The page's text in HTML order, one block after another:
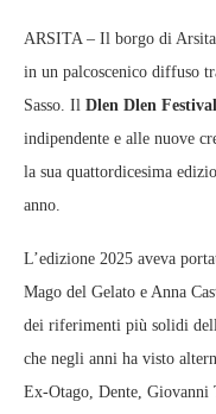
ARSITA – Il borgo di
in un palcoscenico diffuso
Sasso. Il Dlen Dlen Festival
indipendente e alle nuove
la sua quattordicesima
anno.
L’edizione 2025 aveva
Mago del Gelato e Anna
dei riferimenti più solidi
che negli anni ha visto
Ex‑Otago, Dente,